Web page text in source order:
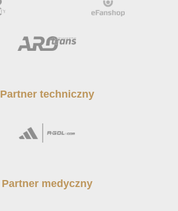
Partner techniczny
Partner medyczny